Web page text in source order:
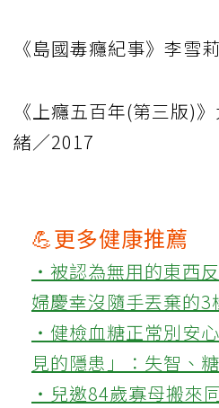
《島國毒癮紀事》李雪
《上癮五百年(第三版)
緒／2017
💪更多健康推薦
‧被認為無用的東西
婦慶幸沒隨手丟棄的3
‧健檢血糖正常別安
見的隱患」：失智、
‧兒邀84歲寡母搬來